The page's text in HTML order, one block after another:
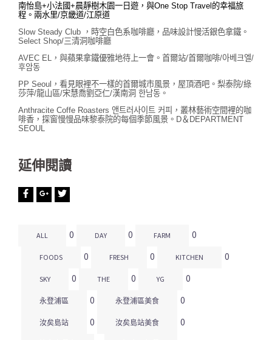
南怡島+小法國+晨靜樹木園一日遊，與One Stop Travel的幸福旅
程。兩水里/京畿道/江原道
Slow Steady Club ，時空白色系咖啡廳，品味設計慢活銀色拿鐵。
Select Shop/三清洞咖啡廳
AVEC EL，與蘋果拿鐵優雅地待上一會。首爾站/首爾咖啡/아베크엘/
후암동
PP Seoul，看見眼裡不一樣的首爾城市風景，屋頂酒吧。梨泰院/綠
莎萍/龍山區/宋慧喬劉亞仁/漢南洞 한남동。
Anthracite Coffe Roasters 앤트러사이트 커피，叢林藝術空間裡的咖
啡香，探窗慢慢品味黎泰院的每個季節風景。D＆DEPARTMENT
SEOUL
延伸閱讀
ALL 0 DAY 0 FARM 0
FOODS 0 FRESH 0 KITCHEN 0
SKY 0 THE 0 YG 0
永登浦區 0 永登浦區美食 0
汝矣島站 0 汝矣島站美食 0